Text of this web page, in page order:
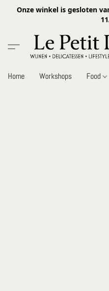
Onze winkel is gesloten
Home Workshops Food